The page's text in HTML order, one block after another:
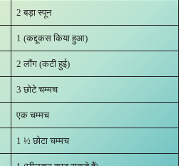
2 बड़ा स्पून
1 (कद्दूकस किया हुआ)
2 लौंग (कटी हुई)
3 छोटे चम्मच
एक चम्मच
1 ½ छोटा चम्मच